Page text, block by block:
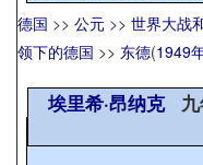
德国 >> 公元 >> 世界大战
领下的德国 >> 东德(1949
埃里希·昂纳克九